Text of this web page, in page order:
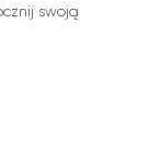
swoją